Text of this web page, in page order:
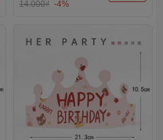
14.000₫ -4%